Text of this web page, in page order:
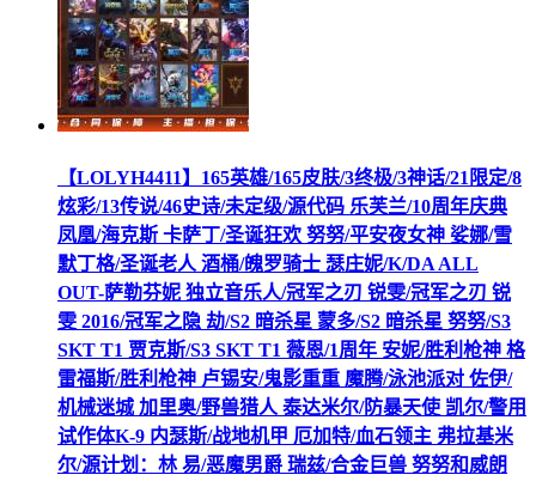
【LOLYH4411】165英雄/165皮肤/3终极/3神话/21限定/8
炫彩/13传说/46史诗/未定级/源代码 乐芙兰/10周年庆典
凤凰/海克斯 卡萨丁/圣诞狂欢 努努/平安夜女神 娑娜/雪
默丁格/圣诞老人 酒桶/魄罗骑士 瑟庄妮/K/DA ALL
OUT-萨勒芬妮 独立音乐人/冠军之刃 锐雯/冠军之刃 锐
雯 2016/冠军之隐 劫/S2 暗杀星 蒙多/S2 暗杀星 努努/S3
SKT T1 贾克斯/S3 SKT T1 薇恩/1周年 安妮/胜利枪神 格
雷福斯/胜利枪神 卢锡安/鬼影重重 魔腾/泳池派对 佐伊/
机械迷城 加里奥/野兽猎人 泰达米尔/防暴天使 凯尔/警用
试作体K-9 内瑟斯/战地机甲 厄加特/血石领主 弗拉基米
尔/源计划：林 易/恶魔男爵 瑞兹/合金巨兽 努努和威朗